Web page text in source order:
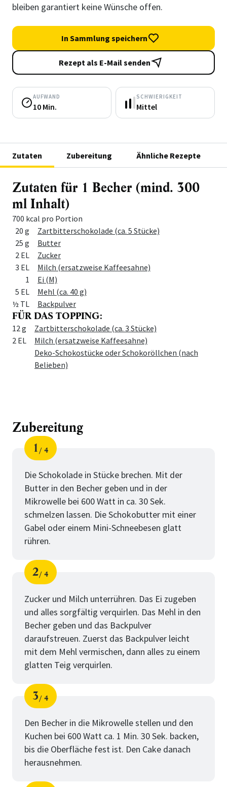
bleiben garantiert keine Wünsche offen.
In Sammlung speichern
Rezept als E-Mail senden
AUFWAND
10 Min.
SCHWIERIGKEIT
Mittel
Zutaten Zubereitung Ähnliche Rezepte
Zutaten für 1 Becher (mind. 300
ml Inhalt)
700 kcal pro Portion
Menge
Zutat
20 g
Zartbitterschokolade (ca. 5 Stücke)
25 g
Butter
2 EL
Zucker
3 EL
Milch (ersatzweise Kaffeesahne)
1
Ei (M)
5 EL
Mehl (ca. 40 g)
½ TL
Backpulver
FÜR DAS TOPPING:
Menge Zutat
12 g
Zartbitterschokolade (ca. 3 Stücke)
2 EL
Milch (ersatzweise Kaffeesahne)
Deko-Schokostücke oder Schokoröllchen (nach
Belieben)
Zubereitung
Schritt
1
von
4
Die Schokolade in Stücke brechen. Mit der
Butter in den Becher geben und in der
Mikrowelle bei 600 Watt in ca. 30 Sek.
schmelzen lassen. Die Schokobutter mit einer
Gabel oder einem Mini-Schneebesen glatt
rühren.
Schritt
2
von
4
Zucker und Milch unterrühren. Das Ei zugeben
und alles sorgfältig verquirlen. Das Mehl in den
Becher geben und das Backpulver
daraufstreuen. Zuerst das Backpulver leicht
mit dem Mehl vermischen, dann alles zu einem
glatten Teig verquirlen.
Schritt
3
von
4
Den Becher in die Mikrowelle stellen und den
Kuchen bei 600 Watt ca. 1 Min. 30 Sek. backen,
bis die Oberfläche fest ist. Den Cake danach
herausnehmen.